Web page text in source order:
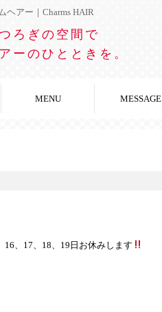
ヘアー｜Charms HAIR
ろぎの空間で
ーのひとときを。
MENU MESSAGE
、17、18、19日お休みします